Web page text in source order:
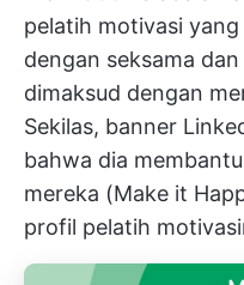
pelatih motivasi
dengan seksama
dimaksud dengan
Sekilas, banner
bahwa dia
mereka (Make it
profil pelatih